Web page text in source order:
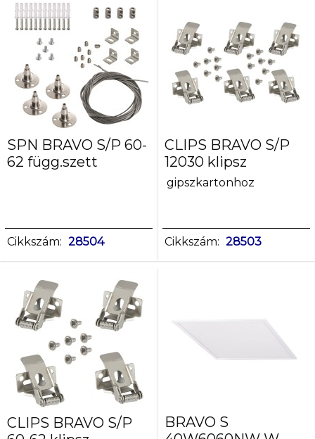
SPN BRAVO S/P 60-
62 függ.szett
Cikkszám: 28504
CLIPS BRAVO S/P
12030 klipsz
gipszkartonhoz
Cikkszám: 28503
CLIPS BRAVO S/P
BRAVO S